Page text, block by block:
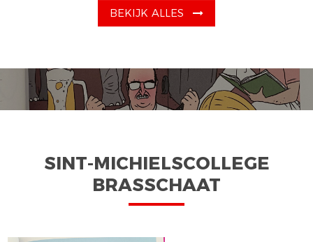
BEKIJK ALLES
SINT-MICHIELSCOLLEGE
BRASSCHAAT